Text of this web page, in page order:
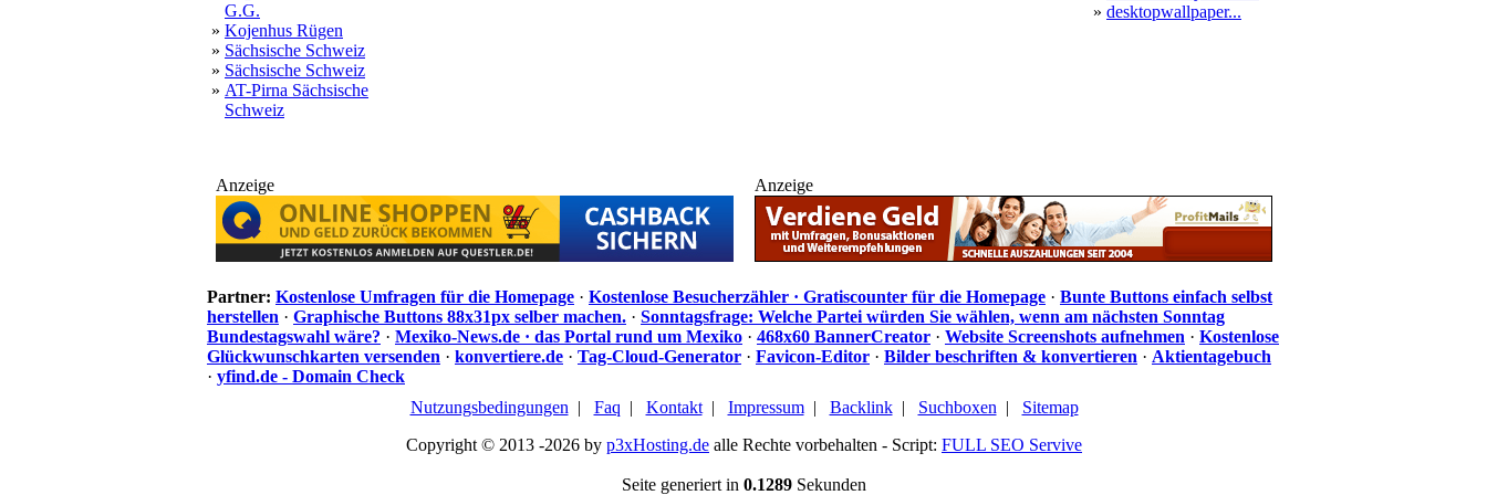
G.G.
» Kojenhus Rügen
» Sächsische Schweiz
» Sächsische Schweiz
» AT-Pirna Sächsische
Schweiz
» desktopwallpaper...
Anzeige Anzeige
Partner: Kostenlose Umfragen für die Homepage · Kostenlose Besucherzähler · Gratiscounter für die Homepage · Bunte Buttons einfach selbst
herstellen · Graphische Buttons 88x31px selber machen. · Sonntagsfrage: Welche Partei würden Sie wählen, wenn am nächsten Sonntag
Bundestagswahl wäre? · Mexiko-News.de · das Portal rund um Mexiko · 468x60 BannerCreator · Website Screenshots aufnehmen · Kostenlose
Glückwunschkarten versenden · konvertiere.de · Tag-Cloud-Generator · Favicon-Editor · Bilder beschriften & konvertieren · Aktientagebuch
· yfind.de - Domain Check
Nutzungsbedingungen | Faq | Kontakt| Impressum| Backlink| Suchboxen | Sitemap
Copyright © 2013 -2026 by p3xHosting.de alle Rechte vorbehalten - Script: FULL SEO Servive
Seite generiert in 0.1289 Sekunden